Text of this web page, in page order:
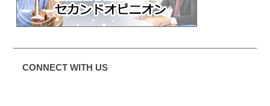
CONNECT WITH US